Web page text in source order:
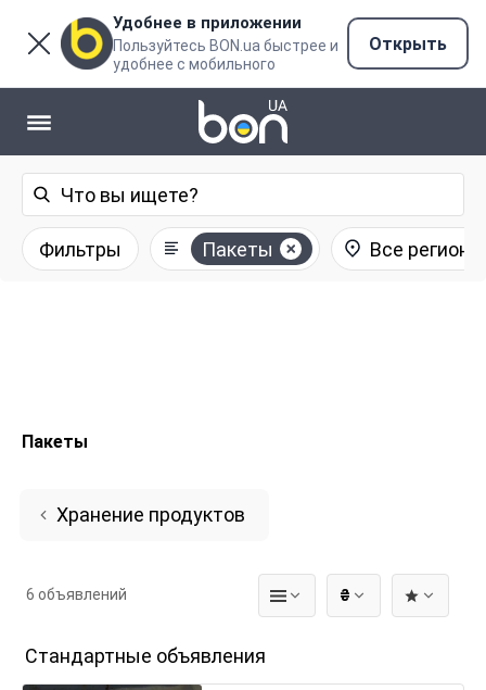
Удобнее в приложении
Пользуйтесь BON.ua быстрее и
удобнее с мобильного
Открыть
Фильтры Пакеты Все регионы
Пакеты
Хранение продуктов
₴
6 объявлений
Стандартные объявления